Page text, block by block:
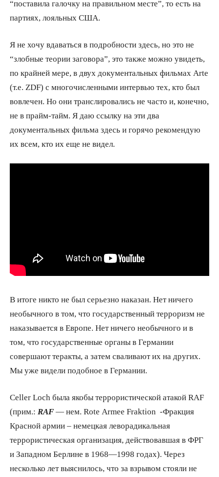
“поставила галочку на правильном месте”, то есть на
партиях, лояльных США.
Я не хочу вдаваться в подробности здесь, но это не
“злобные теории заговора”, это также можно увидеть,
по крайней мере, в двух документальных фильмах Arte
(т.е. ZDF) с многочисленными интервью тех, кто был
вовлечен. Но они транслировались не часто и, конечно,
не в прайм-тайм. Я даю ссылку на эти два
документальных фильма здесь и горячо рекомендую
их всем, кто их еще не видел.
В итоге никто не был серьезно наказан. Нет ничего
необычного в том, что государственный терроризм не
наказывается в Европе. Нет ничего необычного и в
том, что государственные органы в Германии
совершают теракты, а затем сваливают их на других.
Мы уже видели подобное в Германии.
Celler Loch была якобы террористической атакой RAF
(прим.: RAF — нем. Rote Armee Fraktion -Фракция
Красной армии – немецкая леворадикальная
террористическая организация, действовавшая в ФРГ
и Западном Берлине в 1968—1998 годах). Через
несколько лет выяснилось, что за взрывом стояли не